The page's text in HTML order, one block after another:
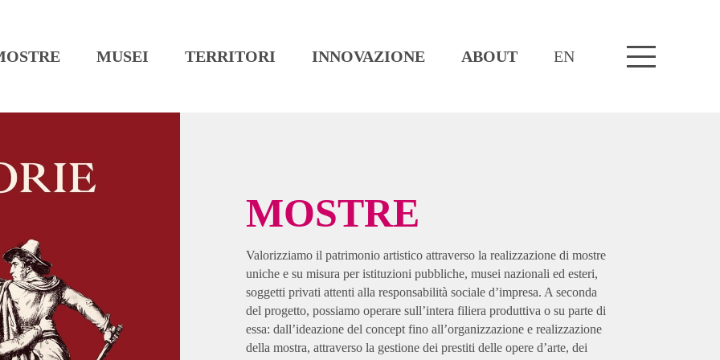
MUSEI TERRITORI INNOVAZIONE ABOUT EN
MOSTRE
Valorizziamo il patrimonio artistico attraverso la realizzazione di mostre
uniche e su misura per istituzioni pubbliche, musei nazionali ed esteri,
soggetti privati attenti alla responsabilità sociale d’impresa. A seconda
del progetto, possiamo operare sull’intera filiera produttiva o su parte di
essa: dall’ideazione del concept fino all’organizzazione e realizzazione
della mostra, attraverso la gestione dei prestiti delle opere d’arte, dei